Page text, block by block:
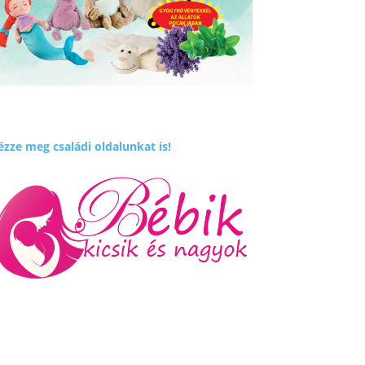
meg családi oldalunkat is!